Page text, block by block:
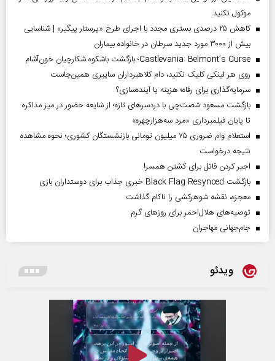
موکول نکنید
کاهش ۲۵ درصدی بستری مجدد با اجرای طرح «پرستار پیگیر» | شناسایی
بیش از ۳۰۰۰ مورد جدید سرطان در خانواده بیماران
Castlevania: Belmont’s Curse؛ بازگشت باشکوه شکارچیان خون‌آشام
روی هر لینکی کلیک نکنید، دام کلاهبرداران سایبری همین‌جاست
سرمایه‌گذاری برای رفاه؛ هزینه یا آینده‌سازی؟
بازگشت مسعود شصت‌چی با دردسر‌های تازه؛ از شایعه حضور در میز مذاکره
تا پایان فیلمبرداری «مرد سه‌هزارچهره»
استعلام وام ضروری ۷۵ میلیون تومانی بازنشستگان کشوری؛ نحوه مشاهده
نتیجه درخواست
اجیر کردن قاتل برای کشتن همسر!
بازگشت Black Flag Resynced خبری جذاب برای دوستداران بازی
معجزه، نقشه شوهرکشی را ناکام گذاشت
توصیه‌های هلال‌احمر برای روز‌های گرم
جام‌جهانی مهاجران
ویدئو